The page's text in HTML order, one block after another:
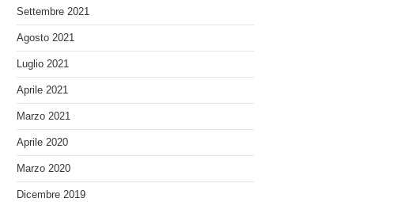
Settembre 2021
Agosto 2021
Luglio 2021
Aprile 2021
Marzo 2021
Aprile 2020
Marzo 2020
Dicembre 2019